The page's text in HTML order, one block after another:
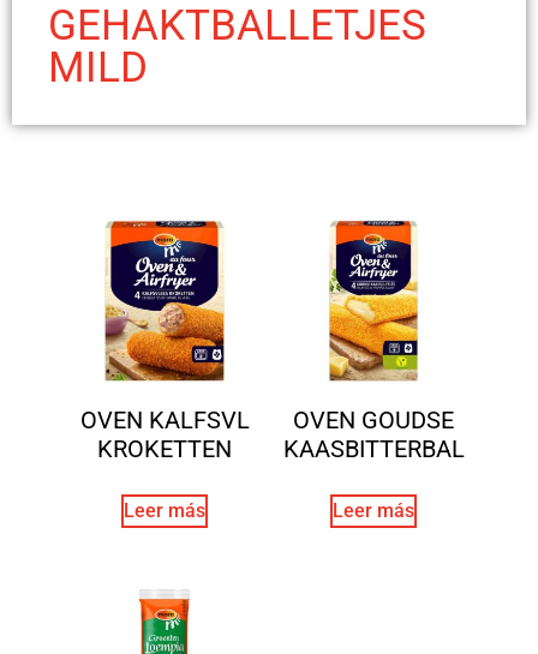
GEHAKTBALLETJES
MILD
OVEN KALFSVL
KROKETTEN
Leer más
OVEN GOUDSE
KAASBITTERBAL
Leer más